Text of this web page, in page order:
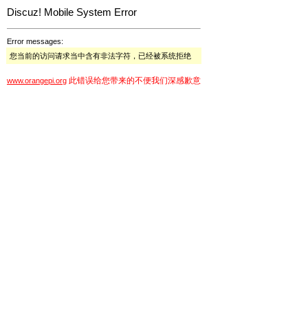
Discuz! Mobile System Error
Error messages:
您当前的访问请求当中含有非法字符，已经被系统拒绝
www.orangepi.org 此错误给您带来的不便我们深感歉意